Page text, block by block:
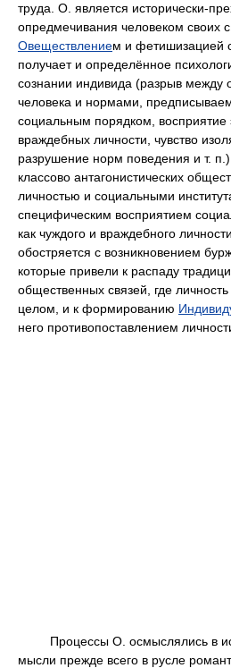
труда. О. является исторически-
опредмечивания человеком своих
Овеществлением и фетишизацией
получает и определённое
сознании индивида (разрыв
человека и нормами,
социальным порядком, восприятие
враждебных личности, чувство
разрушение норм поведения и т.
классово антагонистических
личностью и социальными
специфическим восприятием
как чуждого и враждебного
обостряется с возникновением
которые привели к распаду
общественных связей, где
целом, и к формированию
него противопоставлением
Процессы О. осмыслялись в
мысли прежде всего в русле